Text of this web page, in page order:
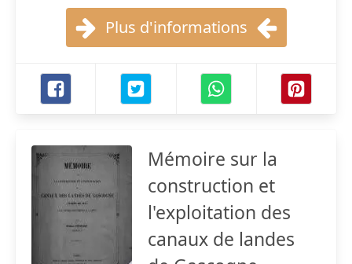
Plus d'informations
Mémoire sur la
construction et
l'exploitation des
canaux de landes